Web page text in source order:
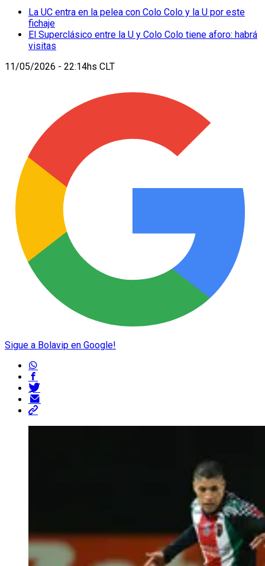
La UC entra en la pelea con Colo Colo y la U por este
fichaje
El Superclásico entre la U y Colo Colo tiene aforo: habrá
visitas
11/05/2026 - 22:14hs CLT
Sigue a Bolavip en Google!